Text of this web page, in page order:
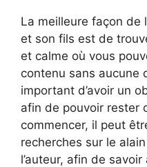
La meilleure façon de
et son fils est de
et calme où vous
contenu sans aucune
important d’avoir un
afin de pouvoir rester
commencer, il peut
recherches sur le
l’auteur, afin de